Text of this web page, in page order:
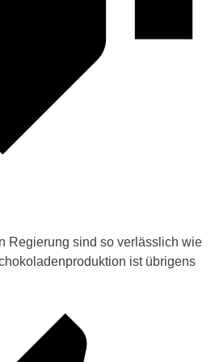
Regierung sind so verlässlich wie
ist übrigens